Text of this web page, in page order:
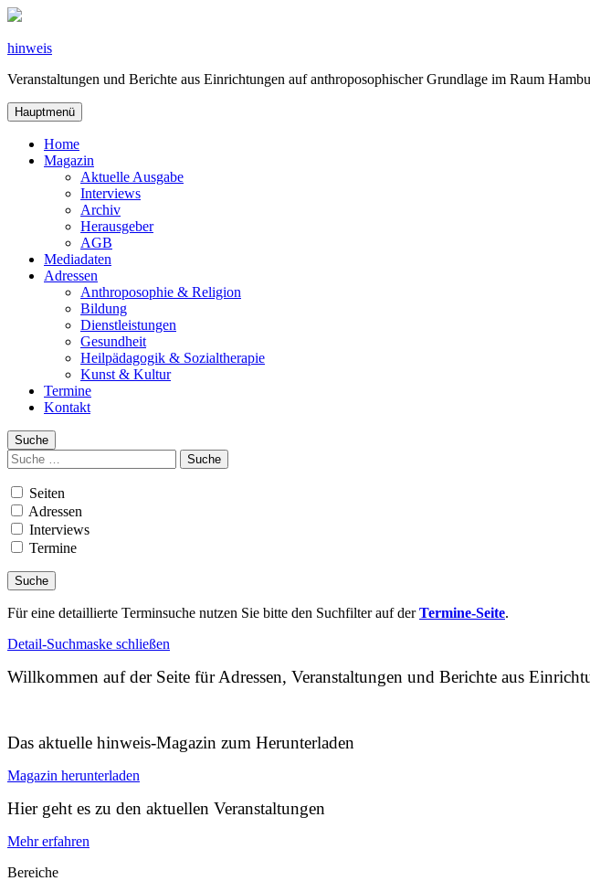
Zum
springen
hinweis
Veranstaltungen und Berichte aus Einrichtungen auf anthroposophischer Grundlage im Raum
Hauptmenü
Home
Magazin
Aktuelle Ausgabe
Interviews
Archiv
Herausgeber
AGB
Mediadaten
Adressen
Anthroposophie & Religion
Bildung
Dienstleistungen
Gesundheit
Heilpädagogik & Sozialtherapie
Kunst & Kultur
Termine
Kontakt
Suche
Suchen
nach:
Seiten
Adressen
Interviews
Termine
Für eine detaillierte Terminsuche nutzen Sie bitte den Suchfilter auf derTermine-Seite.
Detail-Suchmaske schließen
Willkommen auf der Seite für Adressen, Veranstaltungen und Berichte aus
Das aktuelle hinweis-Magazin zum Herunterladen
Magazin herunterladen
Hier geht es zu den aktuellen Veranstaltungen
Mehr erfahren
Bereiche